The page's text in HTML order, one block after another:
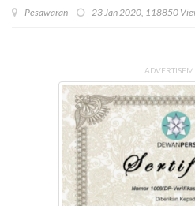
Pesawaran 23 Jan 2020, 118850